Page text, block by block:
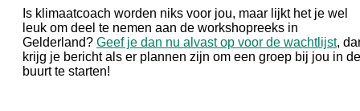
Is klimaatcoach worden niks voor jou, maar lijkt het je wel
leuk om deel te nemen aan de workshopreeks in
Gelderland? Geef je dan nu alvast op voor de wachtlijst,
krijg je bericht als er plannen zijn om een groep bij jou in de
buurt te starten!